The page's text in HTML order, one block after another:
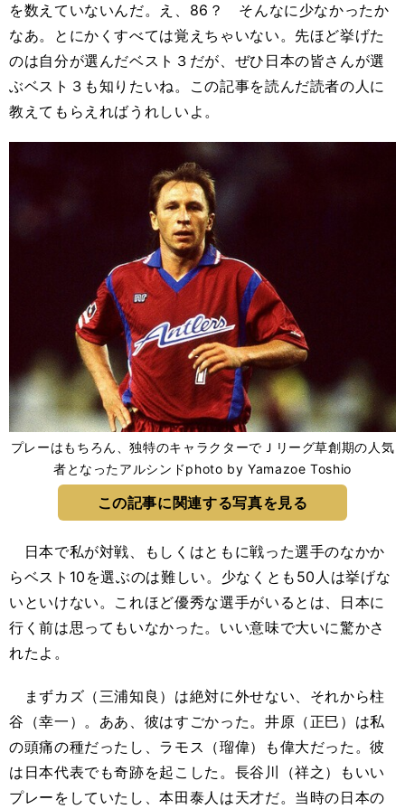
を数えていないんだ。え、86？ そんなに少なかったか
なあ。とにかくすべては覚えちゃいない。先ほど挙げた
のは自分が選んだベスト３だが、ぜひ日本の皆さんが選
ぶベスト３も知りたいね。この記事を読んだ読者の人に
教えてもらえればうれしいよ。
プレーはもちろん、独特のキャラクターでＪリーグ草創期の人気
者となったアルシンドphoto by Yamazoe Toshio
この記事に関連する写真を見る
日本で私が対戦、もしくはともに戦った選手のなかか
らベスト10を選ぶのは難しい。少なくとも50人は挙げな
いといけない。これほど優秀な選手がいるとは、日本に
行く前は思ってもいなかった。いい意味で大いに驚かさ
れたよ。
まずカズ（三浦知良）は絶対に外せない、それから柱
谷（幸一）。ああ、彼はすごかった。井原（正巳）は私
の頭痛の種だったし、ラモス（瑠偉）も偉大だった。彼
は日本代表でも奇跡を起こした。長谷川（祥之）もいい
プレーをしていたし、本田泰人は天才だ。当時の日本の